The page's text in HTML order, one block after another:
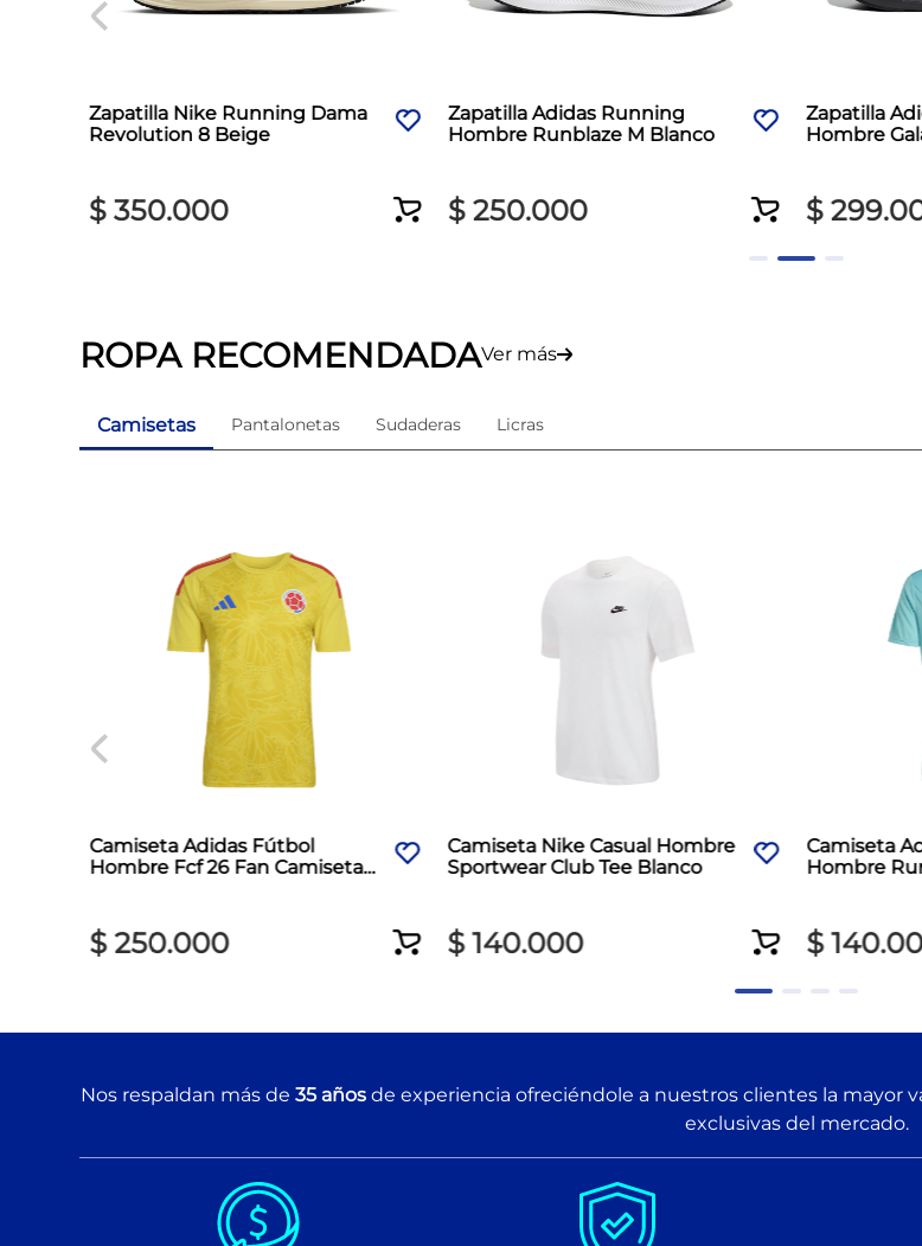
Zapatilla Nike Running Dama
Revolution 8 Beige
$ 350.000
Zapatilla Adidas Running
Hombre Runblaze M Blanco
$ 250.000
Zapatilla
Hombre
$ 299.
ROPA RECOMENDADAVer más
Camisetas Pantalonetas Sudaderas Licras
Camiseta Adidas Fútbol
Hombre Fcf 26 Fan Camiseta
$ 250.000
Camiseta Nike Casual Hombre
Sportwear Club Tee Blanco
$ 140.000
Camiseta
Hombre
$ 140.
Nos respaldan más de 35 años de experiencia ofreciéndole a nuestros clientes la mayor
exclusivas del mercado.